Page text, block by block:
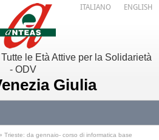
le Età Attive per la Solidarietà
- ODV
Giulia
ITALIANO ENGLISH
Trieste: da gennaio- corso di informatica base